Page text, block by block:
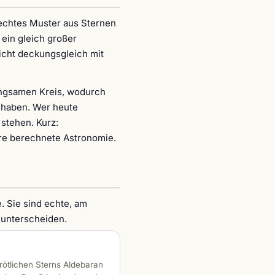
Muster aus Sternen
gleich großer
deckungsgleich mit
Kreis, wodurch
Wer heute
Kurz:
berechnete Astronomie.
Sie sind echte, am
Sterns Aldebaran